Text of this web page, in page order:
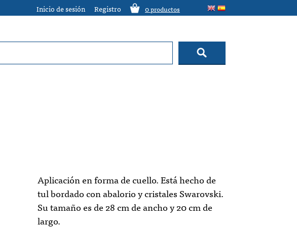
Inicio de sesión Registro 0productos
Aplicación en forma de cuello. Está hecho de
tul bordado con abalorio y cristales Swarovski.
Su tamaño es de 28 cm de ancho y 20 cm de
largo.